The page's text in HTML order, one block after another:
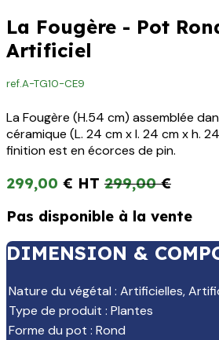
La Fougère - Pot
Artificiel
ref.A-TG10-CE9
La Fougère (H.54 cm) assemblée
céramique (L. 24 cm x l. 24 cm x h.
finition est en écorces de pin.
299,00 € 299,00€
Pas disponible à la vente
DIMENSION &
Nature du végétal : Artificielles,
Type de produit : Plantes
Forme du pot : Rond